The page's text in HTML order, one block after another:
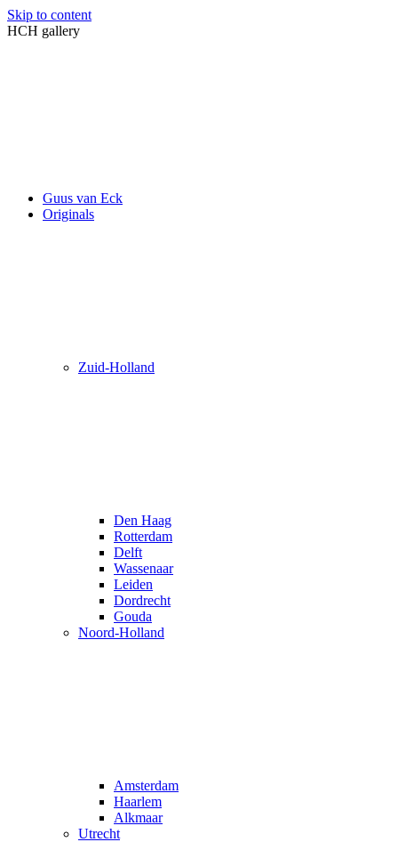
Skip to content
HCH gallery
Guus van Eck
Originals
Zuid-Holland
Den Haag
Rotterdam
Delft
Wassenaar
Leiden
Dordrecht
Gouda
Noord-Holland
Amsterdam
Haarlem
Alkmaar
Utrecht